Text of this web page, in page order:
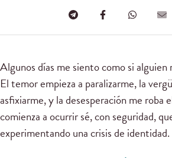
Algunos días me siento como si
El temor empieza a paralizarme, la
asfixiarme, y la desesperación me roba
comienza a ocurrir sé, con seguridad,
experimentando una crisis de identidad.